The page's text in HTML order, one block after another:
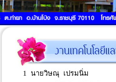
1 นายวิษณุ เปรมนิ่ม